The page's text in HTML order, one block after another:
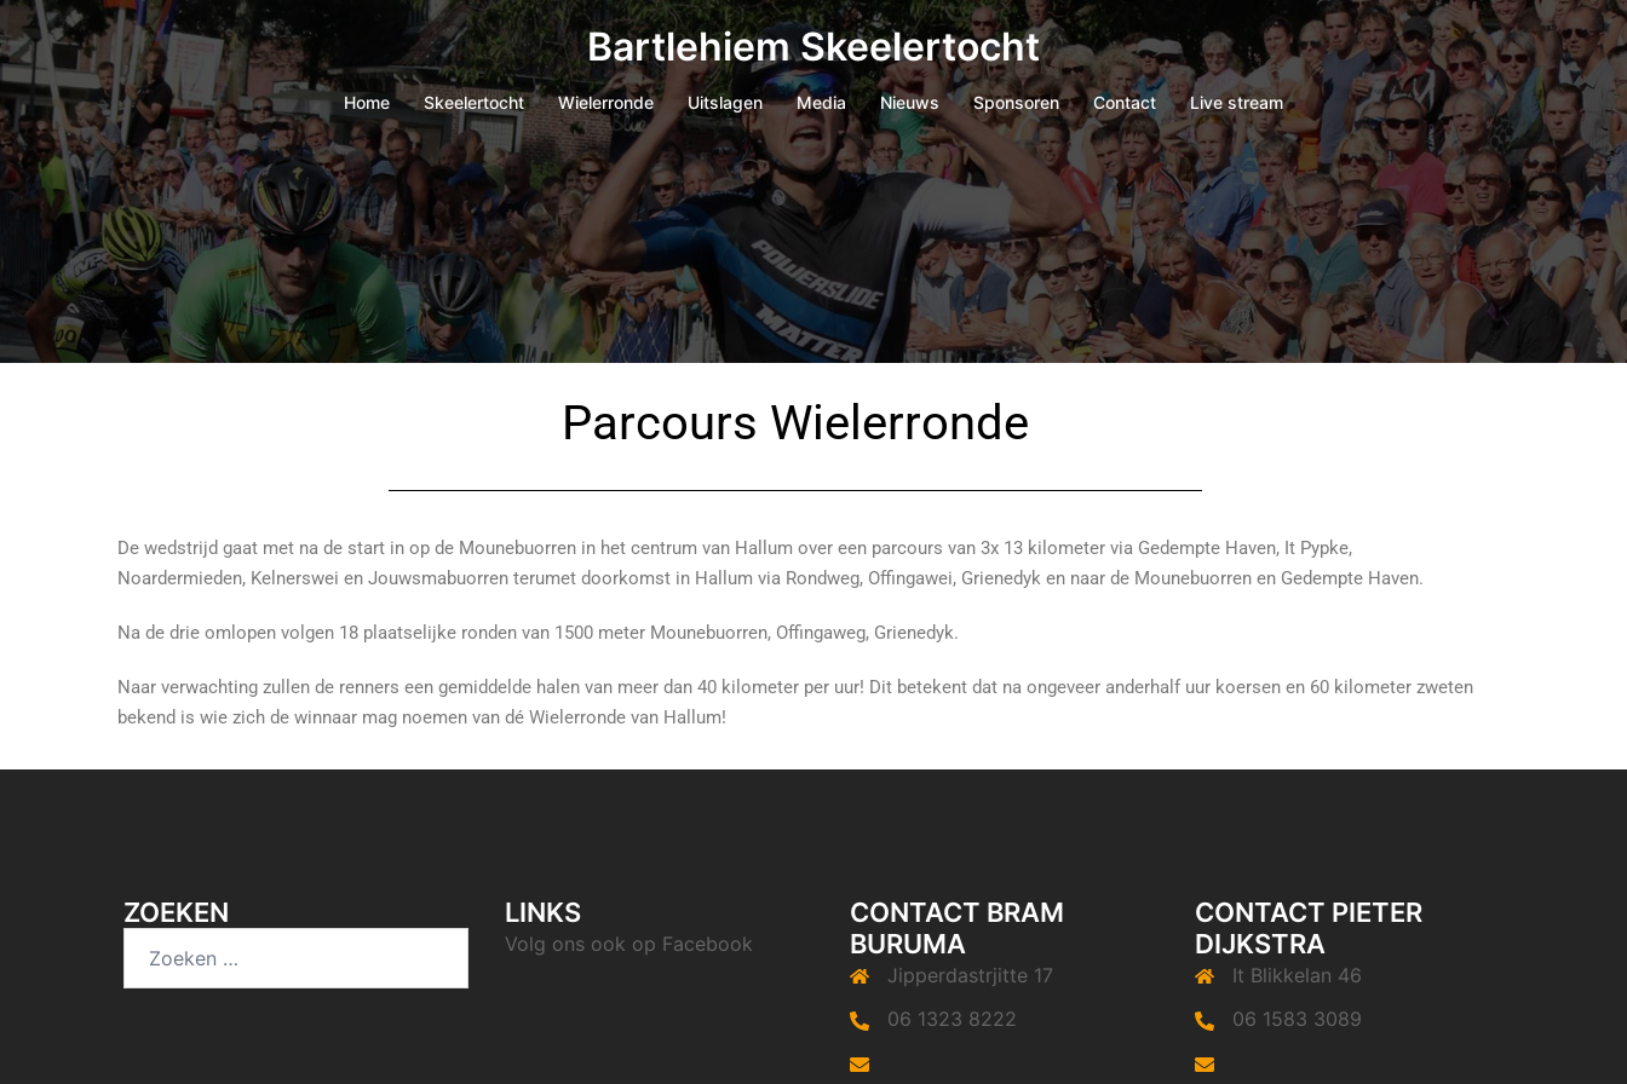
Bartlehiem Skeelertocht
Home Skeelertocht Wielerronde Uitslagen Media Nieuws Sponsoren Contact Live stream
Parcours Wielerronde
De wedstrijd gaat met na de start in op de Mounebuorren in het centrum van Hallum over een parcours van 3x 13 kilometer via Gedempte Haven, It Pypke,
Noardermieden, Kelnerswei en Jouwsmabuorren terumet doorkomst in Hallum via Rondweg, Offingawei, Grienedyk en naar de Mounebuorren en Gedempte Haven.
Na de drie omlopen volgen 18 plaatselijke ronden van 1500 meter Mounebuorren, Offingaweg, Grienedyk.
Naar verwachting zullen de renners een gemiddelde halen van meer dan 40 kilometer per uur! Dit betekent dat na ongeveer anderhalf uur koersen en 60 kilometer zweten
bekend is wie zich de winnaar mag noemen van dé Wielerronde van Hallum!
ZOEKEN LINKS
Volg ons ook op Facebook
CONTACT BRAM
BURUMA
Jipperdastrjitte 17
06 1323 8222
CONTACT PIETER
DIJKSTRA
It Blikkelan 46
06 1583 3089